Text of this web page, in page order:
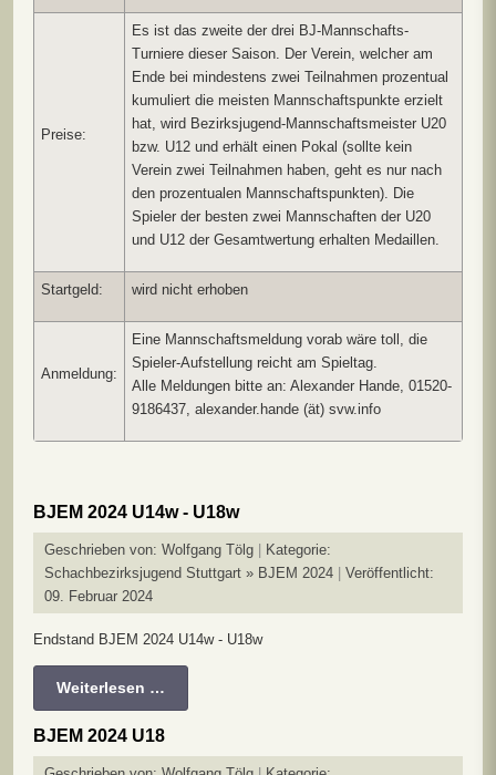
Preise:
Es ist das zweite der drei BJ-Mannschafts-
Turniere dieser Saison. Der Verein, welcher am
Ende bei mindestens zwei Teilnahmen prozentual
kumuliert die meisten Mannschaftspunkte erzielt
hat, wird Bezirksjugend-Mannschaftsmeister U20
bzw. U12 und erhält einen Pokal (sollte kein
Verein zwei Teilnahmen haben, geht es nur nach
den prozentualen Mannschaftspunkten). Die
Spieler der besten zwei Mannschaften der U20
und U12 der Gesamtwertung erhalten Medaillen.
Startgeld: wird nicht erhoben
Anmeldung:
Eine Mannschaftsmeldung vorab wäre toll, die
Spieler-Aufstellung reicht am Spieltag.
Alle Meldungen bitte an: Alexander Hande, 01520-
9186437, alexander.hande (ät) svw.info
BJEM 2024 U14w - U18w
Geschrieben von: Wolfgang Tölg
Kategorie:
Schachbezirksjugend Stuttgart » BJEM 2024
Veröffentlicht:
09. Februar 2024
Endstand BJEM 2024 U14w - U18w
Weiterlesen …
BJEM 2024 U18